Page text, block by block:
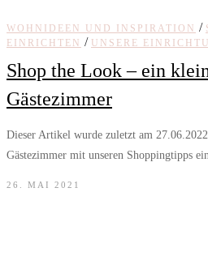
WOHNIDEEN UND INSPIRATION /
EINRICHTEN / UNSERE
Shop the Look – ein
Gästezimmer
Dieser Artikel wurde zuletzt am
Gästezimmer mit unseren Shoppingtipps
26. MAI 2021